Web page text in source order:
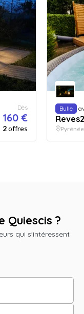
Dès
160 €
2offres
Bulle
Quiescis ?
qui s'intéressent